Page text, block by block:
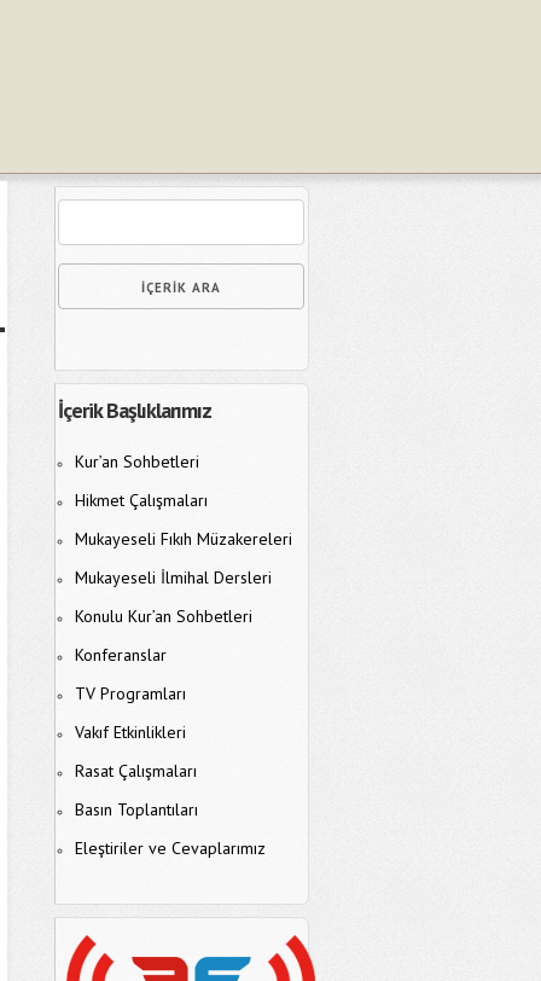
İçerik Başlıklarımız
Kur’an Sohbetleri
Hikmet Çalışmaları
Mukayeseli Fıkıh Müzakereleri
Mukayeseli İlmihal Dersleri
Konulu Kur’an Sohbetleri
Konferanslar
TV Programları
Vakıf Etkinlikleri
Rasat Çalışmaları
Basın Toplantıları
Eleştiriler ve Cevaplarımız